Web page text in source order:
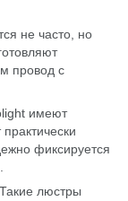
не часто, но
провод с
имеют
фиксируется
люстры